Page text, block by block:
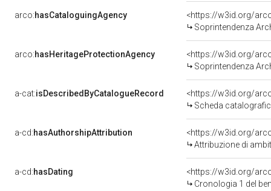
arco:hasCataloguingAgency
<https://w3id.org/
Soprintendenza
arco:hasHeritageProtectionAgency
<https://w3id.org/
Soprintendenza
a-cat:isDescribedByCatalogueRecord
<https://w3id.org/
Scheda
a-cd:hasAuthorshipAttribution
<https://w3id.org/
Attribuzione di
a-cd:hasDating
<https://w3id.org/
Cronologia 1 del